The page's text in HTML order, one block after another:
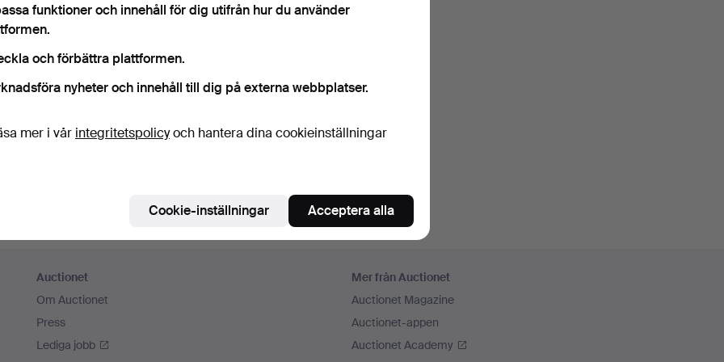
ihåg mig
Logga in
Auctionet
Om Auctionet
Press
Lediga jobb
Mer från Auctionet
Auctionet Magazine
Auctionet-appen
Auctionet Academy
funktioner och innehåll för dig utifrån hur du använder
och förbättra plattformen.
nyheter och innehåll till dig på externa webbplatser.
mer i vår integritetspolicyoch hantera dina cookieinställningar
Cookie-inställningar Acceptera alla